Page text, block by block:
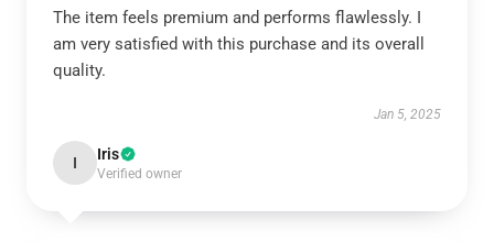
The item feels premium and performs flawlessly. I
am very satisfied with this purchase and its overall
quality.
Jan 5, 2025
I Iris
Verified owner